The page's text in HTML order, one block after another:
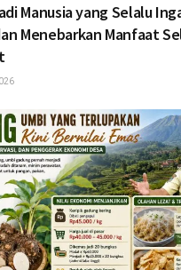
Manusia yang Selalu
Menebarkan Manfaat